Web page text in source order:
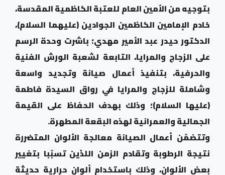
بتوجيه من الأمين العام للعتبة الكاظمية المقدسة،
خادم الإمامين الكاظمين الجوادين (عليهما السلام)،
الدكتور حيدر عبد الأمير مهدي؛ باشرت وحدة الرسم
على الزجاج والمرايا، التابعة لشعبة الورش الفنية
والحرفية، بتنفيذ أعمال صيانة وتجديد واسعة
وشاملة للزجاج والمرايا في رواق السيدة فاطمة
(عليها السلام)؛ وذلك بهدف الحفاظ على القيمة
الجمالية والعمرانية لهذه البقعة المطهرة.
وتتضمّن أعمال الصيانة معالجة الألوان المتضررة
نتيجة الرطوبة وتقادم الزمن اللذَين تسبّبا بتغيير
بعض الألوان، وذلك باستخدام ألوان حرارية حديثة